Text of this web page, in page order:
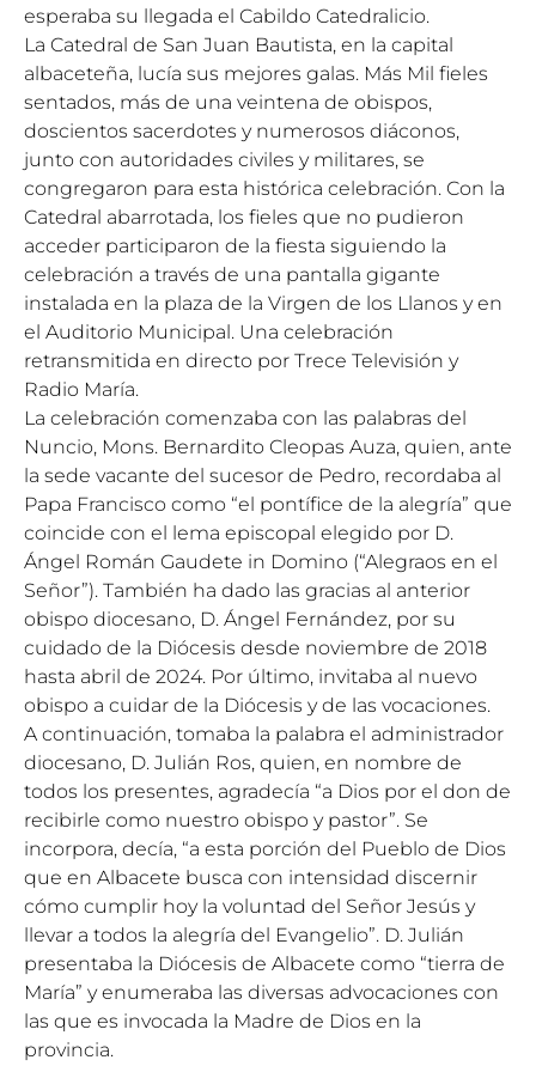
esperaba su llegada el Cabildo Catedralicio.
La Catedral de San Juan Bautista, en la capital
albaceteña, lucía sus mejores galas. Más Mil fieles
sentados, más de una veintena de obispos,
doscientos sacerdotes y numerosos diáconos,
junto con autoridades civiles y militares, se
congregaron para esta histórica celebración. Con la
Catedral abarrotada, los fieles que no pudieron
acceder participaron de la fiesta siguiendo la
celebración a través de una pantalla gigante
instalada en la plaza de la Virgen de los Llanos y en
el Auditorio Municipal. Una celebración
retransmitida en directo por Trece Televisión y
Radio María.
La celebración comenzaba con las palabras del
Nuncio, Mons. Bernardito Cleopas Auza, quien, ante
la sede vacante del sucesor de Pedro, recordaba al
Papa Francisco como “el pontífice de la alegría” que
coincide con el lema episcopal elegido por D.
Ángel Román Gaudete in Domino (“Alegraos en el
Señor”). También ha dado las gracias al anterior
obispo diocesano, D. Ángel Fernández, por su
cuidado de la Diócesis desde noviembre de 2018
hasta abril de 2024. Por último, invitaba al nuevo
obispo a cuidar de la Diócesis y de las vocaciones.
A continuación, tomaba la palabra el administrador
diocesano, D. Julián Ros, quien, en nombre de
todos los presentes, agradecía “a Dios por el don de
recibirle como nuestro obispo y pastor”. Se
incorpora, decía, “a esta porción del Pueblo de Dios
que en Albacete busca con intensidad discernir
cómo cumplir hoy la voluntad del Señor Jesús y
llevar a todos la alegría del Evangelio”. D. Julián
presentaba la Diócesis de Albacete como “tierra de
María” y enumeraba las diversas advocaciones con
las que es invocada la Madre de Dios en la
provincia.